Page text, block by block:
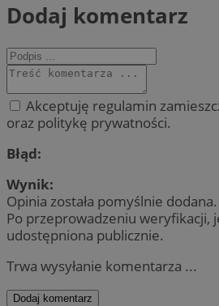
Dodaj komentarz
Akceptuję regulamin
oraz politykę prywatności.
Błąd:
Wynik:
Opinia została pomyślnie dodana.
Po przeprowadzeniu weryfikacji,
udostępniona publicznie.
Trwa wysyłanie komentarza ...
Dodaj komentarz